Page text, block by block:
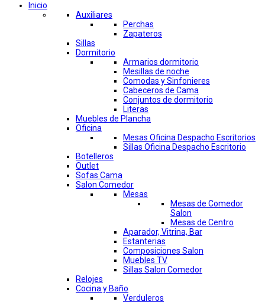
Inicio
Auxiliares
Perchas
Zapateros
Sillas
Dormitorio
Armarios dormitorio
Mesillas de noche
Comodas y Sinfonieres
Cabeceros de Cama
Conjuntos de dormitorio
Literas
Muebles de Plancha
Oficina
Mesas Oficina Despacho Escritorios
Sillas Oficina Despacho Escritorio
Botelleros
Outlet
Sofas Cama
Salon Comedor
Mesas
Mesas de Comedor
Salon
Mesas de Centro
Aparador, Vitrina, Bar
Estanterias
Composiciones Salon
Muebles TV
Sillas Salon Comedor
Relojes
Cocina y Baño
Verduleros